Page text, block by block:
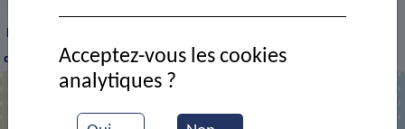
Retour sur la cérémonie des victimes et héros de la
déportationAcceptez-vous les cookies
analytiques ?